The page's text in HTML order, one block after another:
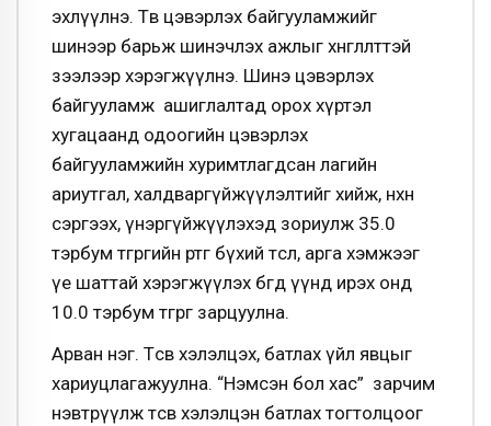
эхлүүлнэ. Төв цэвэрлэх байгууламжийг
шинээр барьж шинэчлэх ажлыг хөнгөлөлттэй
зээлээр хэрэгжүүлнэ. Шинэ цэвэрлэх
байгууламж ашиглалтад орох хүртэл
хугацаанд одоогийн цэвэрлэх
байгууламжийн хуримтлагдсан лагийн
ариутгал, халдваргүйжүүлэлтийг хийж, нөхөн
сэргээх, үнэргүйжүүлэхэд зориулж 35.0
тэрбум төгрөгийн өртөг бүхий төсөл, арга хэмжээг
үе шаттай хэрэгжүүлэх бөгөөд үүнд ирэх онд
10.0 тэрбум төгрөг зарцуулна.
Арван нэг. Төсөв хэлэлцэх, батлах үйл явцыг
хариуцлагажуулна. “Нэмсэн бол хас” зарчим
нэвтрүүлж төсөв хэлэлцэн батлах тогтолцоог